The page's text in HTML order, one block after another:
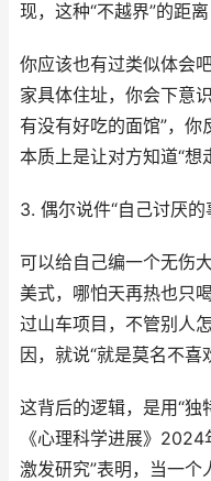
现，这种“不越界”的距
你应该也有过类似体会
家具体住址，你会下意
有没有好吃的面馆”，
本质上是让对方知道“想
3. 偶尔说件“自己讨厌的
可以给自己编一个无伤
美式，哪怕天再热也只
过山车项目，不管别人
因，就说“就是莫名不喜
这背后的逻辑，是用“独
《心理科学进展》
激发研究”表明，当一个